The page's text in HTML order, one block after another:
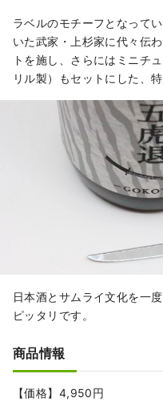
ラベルのモチーフとなって
いた武家・上杉家に代々伝
トを施し、さらにはミニチ
リル製）もセットにした、
日本酒とサムライ文化を一
ピッタリです。
商品情報
【価格】4,950円